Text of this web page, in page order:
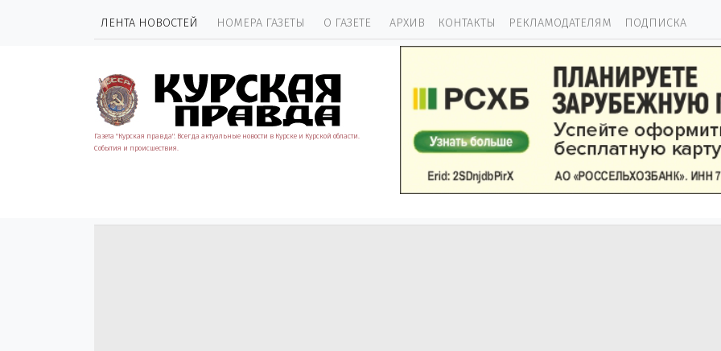
ЛЕНТА НОВОСТЕЙ НОМЕРА ГАЗЕТЫ О ГАЗЕТЕ АРХИВ КОНТАКТЫ РЕКЛАМОДАТЕЛЯМ ПОДПИСКА
Газета "Курская правда". Всегда актуальные новости в Курске и Курской области.
События и происшествия.